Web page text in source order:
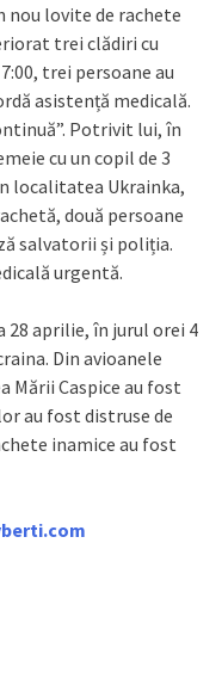
nou lovite de rachete
trei clădiri cu
trei persoane au
asistență medicală.
Potrivit lui, în
cu un copil de 3
localitatea Ukrainka,
două persoane
salvatorii și poliția.
urgentă.
28 aprilie, în jurul orei 4
Din avioanele
Mării Caspice au fost
au fost distruse de
inamice au fost